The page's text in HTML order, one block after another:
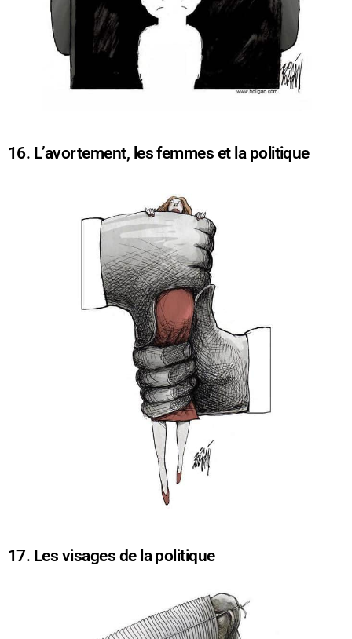
16. L’avortement, les femmes et la politique
17. Les visages de la politique